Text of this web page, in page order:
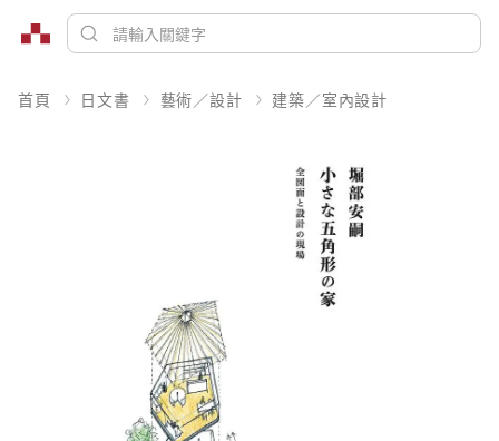
首頁 日文書 藝術／設計 建築／室內設計